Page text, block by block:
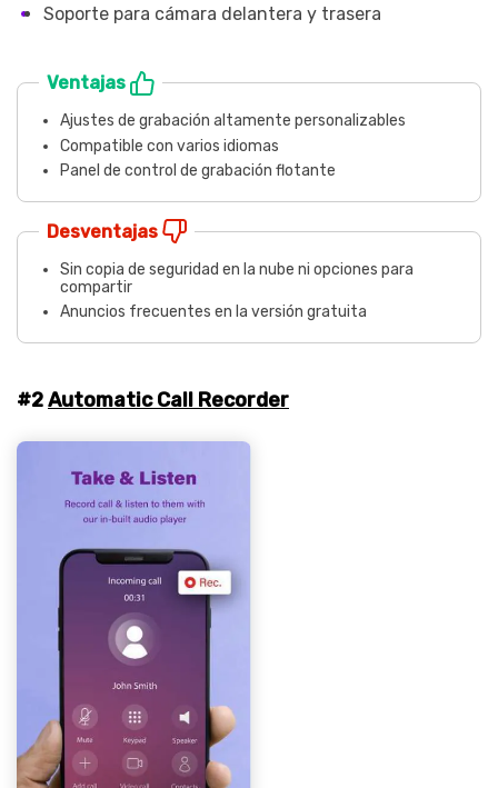
Soporte para cámara delantera y trasera
Ventajas
Ajustes de grabación altamente personalizables
Compatible con varios idiomas
Panel de control de grabación flotante
Desventajas
Sin copia de seguridad en la nube ni opciones para
compartir
Anuncios frecuentes en la versión gratuita
#2Automatic Call Recorder